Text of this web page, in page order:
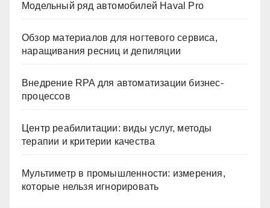
Модельный ряд автомобилей Haval Pro
Обзор материалов для ногтевого сервиса,
наращивания ресниц и депиляции
Внедрение RPA для автоматизации бизнес-
процессов
Центр реабилитации: виды услуг, методы
терапии и критерии качества
Мультиметр в промышленности: измерения,
которые нельзя игнорировать